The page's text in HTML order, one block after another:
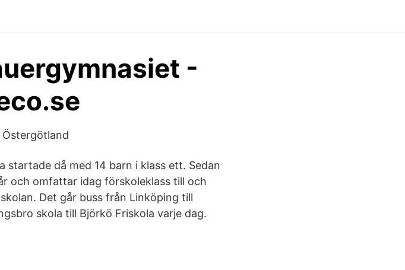
-
startade då med 14 barn i klass ett. Sedan
och omfattar idag förskoleklass till och
Det går buss från Linköping till
skola till Björkö Friskola varje dag.